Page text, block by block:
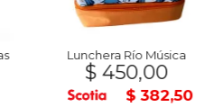
Lunchera Río Música
$ 450,00
$ 382,50